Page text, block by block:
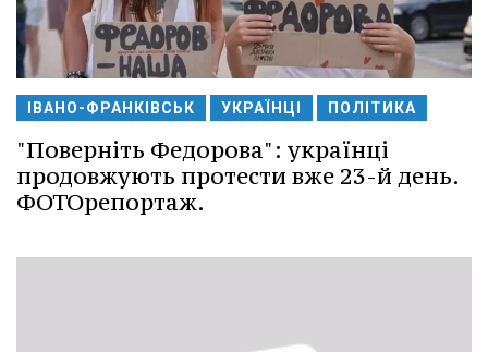
ІВАНО-ФРАНКІВСЬК УКРАЇНЦІ ПОЛІТИКА
"Поверніть Федорова": українці
продовжують протести вже 23-й день.
ФОТОрепортаж.